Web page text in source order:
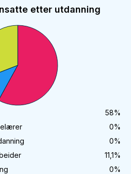
etter utdanning
58%
0%
0%
11,1%
0%